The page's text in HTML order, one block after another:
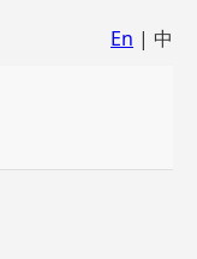
En | 中